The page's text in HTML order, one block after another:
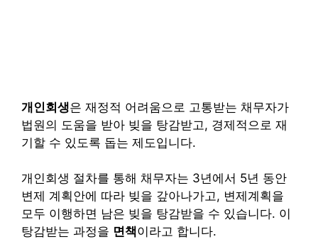
개인회생은 재정적 어려움으로 고통받는 채무자가
법원의 도움을 받아 빚을 탕감받고, 경제적으로 재
기할 수 있도록 돕는 제도입니다.
개인회생 절차를 통해 채무자는 3년에서 5년 동안
변제 계획안에 따라 빚을 갚아나가고, 변제계획을
모두 이행하면 남은 빚을 탕감받을 수 있습니다. 이
탕감받는 과정을 면책이라고 합니다.